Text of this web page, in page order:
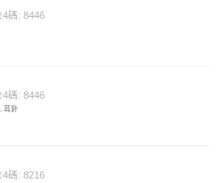
4碼: 8446
4碼: 8446
耳針
4碼: 8216